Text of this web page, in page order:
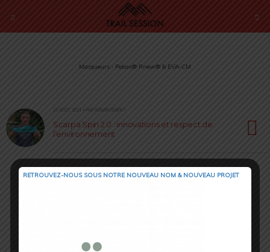
Marqueurs › Pebax® Rnew® & EVA-CM
23 AOÛT 2021 • PAR ROMAIN SEMPEY
Scarpa Spin 2.0 : innovations et respect de
l’environnement
RETROUVEZ-NOUS SOUS NOTRE NOUVEAU NOM & NOUVEAU PROJET